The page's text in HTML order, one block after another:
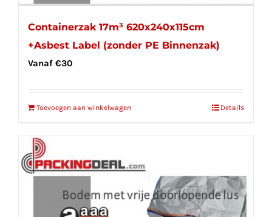
Containerzak 17m³ 620x240x115cm
+Asbest Label (zonder PE Binnenzak)
Vanaf €30
Toevoegen aan winkelwagen Details